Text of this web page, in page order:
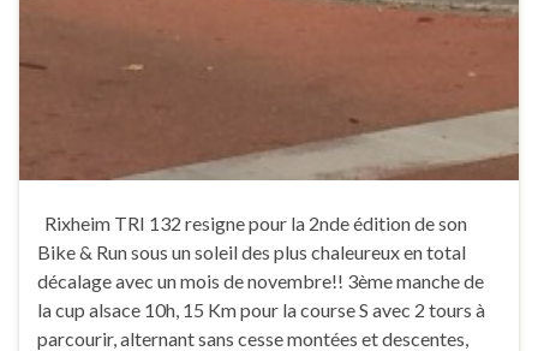
Rixheim TRI 132 resigne pour la 2nde édition de son
Bike & Run sous un soleil des plus chaleureux en total
décalage avec un mois de novembre!! 3ème manche de
la cup alsace 10h, 15 Km pour la course S avec 2 tours à
parcourir, alternant sans cesse montées et descentes,